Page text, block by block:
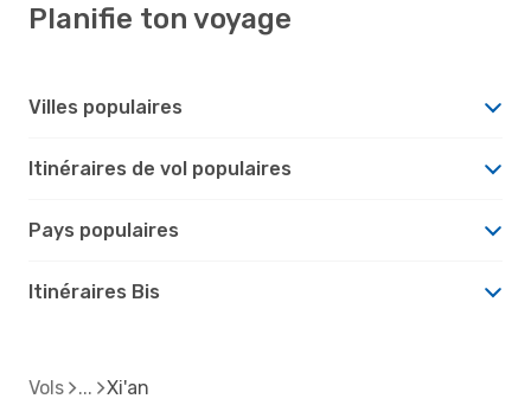
Planifie ton voyage
Villes populaires
Itinéraires de vol populaires
Pays populaires
Itinéraires Bis
Vols Xi'an